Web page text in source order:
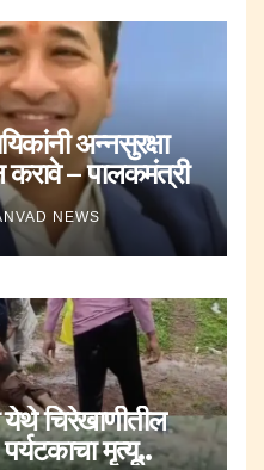
अन्नसुरक्षा
– पालकमंत्री
NEWS
चिरेखाणीतील
मृत्यू..